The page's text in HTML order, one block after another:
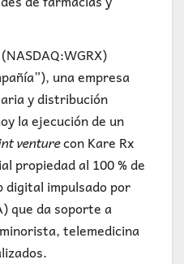
una empresa
y distribución
la ejecución de un
venturecon Kare Rx
propiedad al 100 % de
digital impulsado por
que da soporte a
telemedicina